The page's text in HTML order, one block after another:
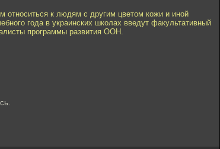
относиться к людям с другим цветом кожи и иной
года в украинских школах введут факультативный
программы развития ООН.